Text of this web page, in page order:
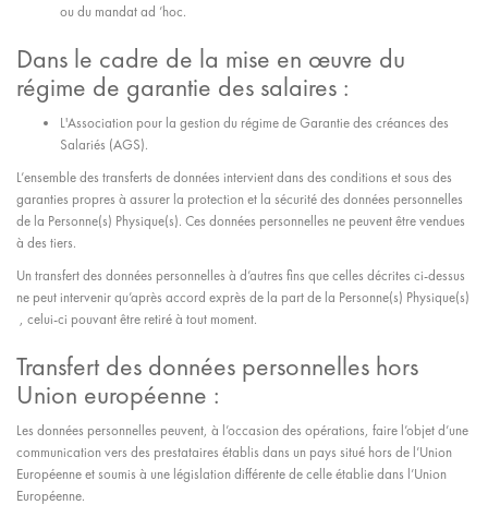
ou du mandat ad ’hoc.
Dans le cadre de la mise en œuvre du
régime de garantie des salaires :
L'Association pour la gestion du régime de Garantie des créances des
Salariés (AGS).
L’ensemble des transferts de données intervient dans des conditions et sous des
garanties propres à assurer la protection et la sécurité des données personnelles
de la Personne(s) Physique(s). Ces données personnelles ne peuvent être vendues
à des tiers.
Un transfert des données personnelles à d’autres fins que celles décrites ci-dessus
ne peut intervenir qu’après accord exprès de la part de la Personne(s) Physique(s)
, celui-ci pouvant être retiré à tout moment.
Transfert des données personnelles hors
Union européenne :
Les données personnelles peuvent, à l’occasion des opérations, faire l’objet d’une
communication vers des prestataires établis dans un pays situé hors de l’Union
Européenne et soumis à une législation différente de celle établie dans l’Union
Européenne.